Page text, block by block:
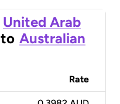
United Arab
to Australian
Rate